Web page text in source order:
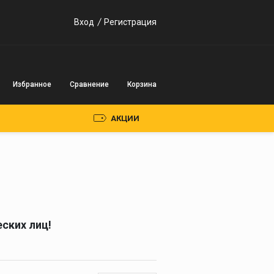
Вход Регистрация
Избранное Сравнение Корзина
Трансформаторного
АКЦИИ
лиц!